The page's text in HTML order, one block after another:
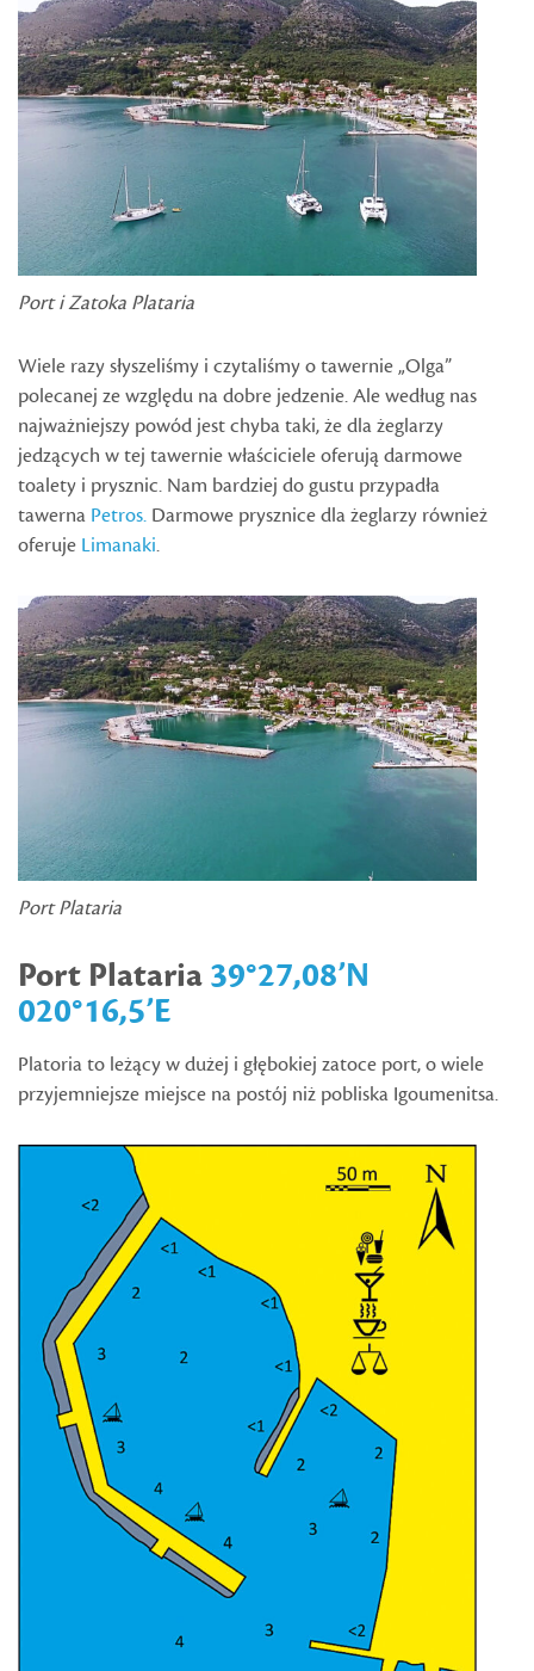
Port i Zatoka Plataria
Wiele razy słyszeliśmy i czytaliśmy o tawernie „Olga”
polecanej ze względu na dobre jedzenie. Ale według nas
najważniejszy powód jest chyba taki, że dla żeglarzy
jedzących w tej tawernie właściciele oferują darmowe
toalety i prysznic. Nam bardziej do gustu przypadła
tawerna Petros. Darmowe prysznice dla żeglarzy również
oferuje Limanaki.
Port Plataria
Port Plataria39°27,08’N
020°16,5’E
Platoria to leżący w dużej i głębokiej zatoce port, o wiele
przyjemniejsze miejsce na postój niż pobliska Igoumenitsa.